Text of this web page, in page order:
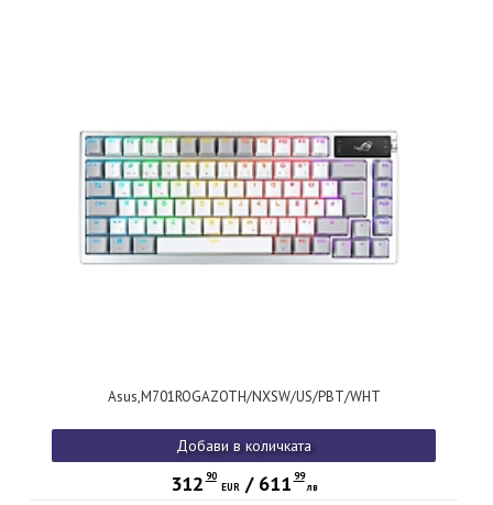
Asus,M701ROGAZOTH/NXSW/US/PBT/WHT
Добави в количката
312 90
EUR/ 611 99
лв